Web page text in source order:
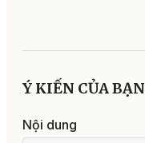
Ý KIẾN CỦA BẠN
Nội dung